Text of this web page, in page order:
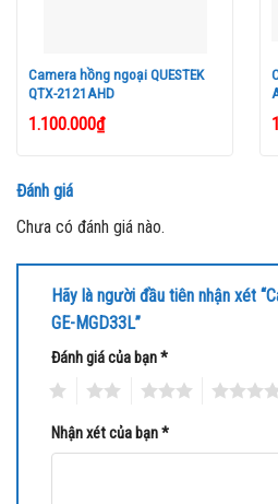
Signal System
NTSC : 976(H) x
PAL : 976(H) x
Synchronization
Lens
Horizontal
Resolution
Minimum illumination
S/N Ratio
Gamma
γ = 0.45
Camera hồng ngoại QUESTEK
QTX-2121AHD
1.100.000₫
Đánh giá
Chưa có đánh giá nào.
Hãy là người đầu tiên nhận xét
GE-MGD33L”
Đánh giá của bạn*
Nhận xét của bạn*